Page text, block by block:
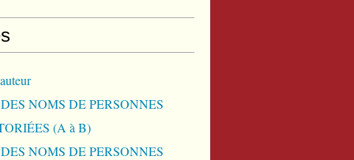
NOMS DE PERSONNES
(A à B)
NOMS DE PERSONNES